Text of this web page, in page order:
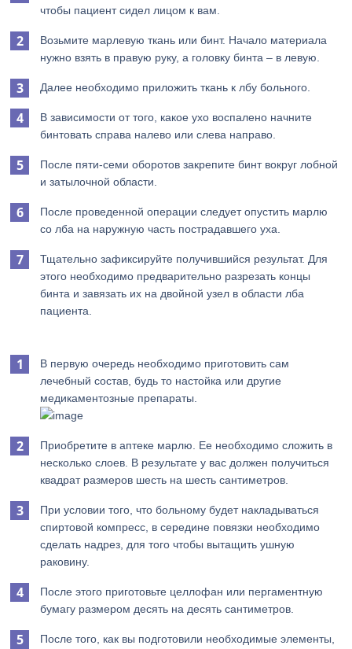
чтобы пациент сидел лицом к вам.
Возьмите марлевую ткань или бинт. Начало материала
нужно взять в правую руку, а головку бинта – в левую.
Далее необходимо приложить ткань к лбу больного.
В зависимости от того, какое ухо воспалено начните
бинтовать справа налево или слева направо.
После пяти-семи оборотов закрепите бинт вокруг лобной
и затылочной области.
После проведенной операции следует опустить марлю
со лба на наружную часть пострадавшего уха.
Тщательно зафиксируйте получившийся результат. Для
этого необходимо предварительно разрезать концы
бинта и завязать их на двойной узел в области лба
пациента.
В первую очередь необходимо приготовить сам
лечебный состав, будь то настойка или другие
медикаментозные препараты.
Приобретите в аптеке марлю. Ее необходимо сложить в
несколько слоев. В результате у вас должен получиться
квадрат размеров шесть на шесть сантиметров.
При условии того, что больному будет накладываться
спиртовой компресс, в середине повязки необходимо
сделать надрез, для того чтобы вытащить ушную
раковину.
После этого приготовьте целлофан или пергаментную
бумагу размером десять на десять сантиметров.
После того, как вы подготовили необходимые элементы,